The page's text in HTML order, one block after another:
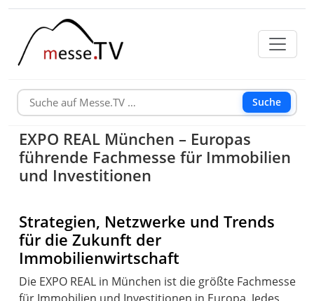
Suche
EXPO REAL München – Europas
führende Fachmesse für Immobilien
und Investitionen
Strategien, Netzwerke und Trends
für die Zukunft der
Immobilienwirtschaft
Die EXPO REAL in München ist die größte Fachmesse